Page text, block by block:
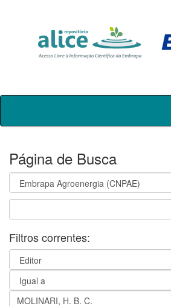
Skip
Página de Busca
Filtros correntes: